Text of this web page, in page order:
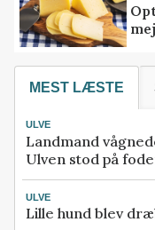
MEST LÆSTE
ULVE
Landmand
Ulven stod på
ULVE
Lille hund blev